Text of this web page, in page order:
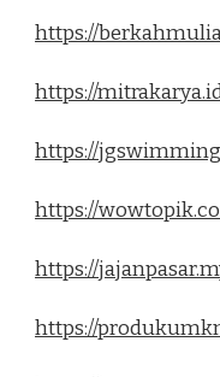
https://
https://
https://
https://
https://
https://